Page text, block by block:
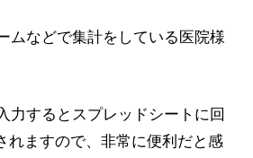
ムなどで集計をしている医院様
力するとスプレッドシートに回
ますので、非常に便利だと感